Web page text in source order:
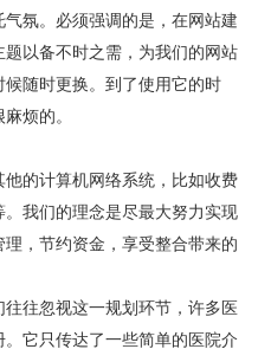
氛。必须强调的是，在网站建
以备不时之需，为我们的网站
随时更换。到了使用它的时
烦的。
的计算机网络系统，比如收费
我们的理念是尽最大努力实现
，节约资金，享受整合带来的
往忽视这一规划环节，许多医
它只传达了一些简单的医院介